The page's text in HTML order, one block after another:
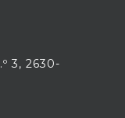
3, 2630-